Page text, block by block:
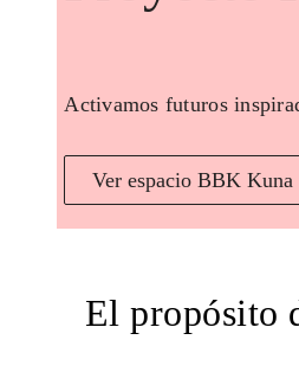
Activamos futuros
Ver espacio BBK Kuna
El propósito